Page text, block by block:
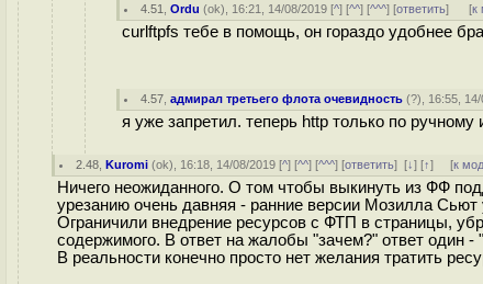
4.51 ,Ordu (ok), 16:21, 14/08/2019 [^] [^^] [^^^] [ответить] [к
curlftpfs тебе в помощь, он гораздо удобнее
4.57 ,адмирал третьего флота очевидность (?), 16:55,
я уже запретил. теперь http только по
2.48 ,Kuromi (ok), 16:18, 14/08/2019 [^] [^^] [^^^] [ответить][↓] [↑] [к
Ничего неожиданного. О том чтобы выкинуть из ФФ
урезанию очень давняя - ранние версии Мозилла
Ограничили внедрение ресурсов с ФТП в страницы,
содержимого. В ответ на жалобы "зачем?" ответ один
В реальности конечно просто нет желания тратить